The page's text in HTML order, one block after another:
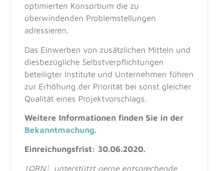
optimierten Konsortium die zu
überwindenden Problemstellungen
adressieren.
Das Einwerben von zusätzlichen Mitteln und
diesbezügliche Selbstverpflichtungen
beteiligter Institute und Unternehmen führen
zur Erhöhung der Priorität bei sonst gleicher
Qualität eines Projektvorschlags.
Weitere Informationen finden Sie in der
Bekanntmachung.
Einreichungsfrist: 30.06.2020.
|QBN〉unterstützt gerne entsprechende